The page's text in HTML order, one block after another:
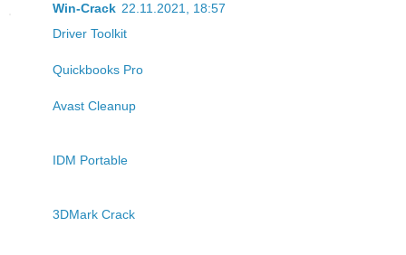
Win-Crack 22.11.2021, 18:57
Driver Toolkit
Quickbooks Pro
Avast Cleanup
IDM Portable
3DMark Crack